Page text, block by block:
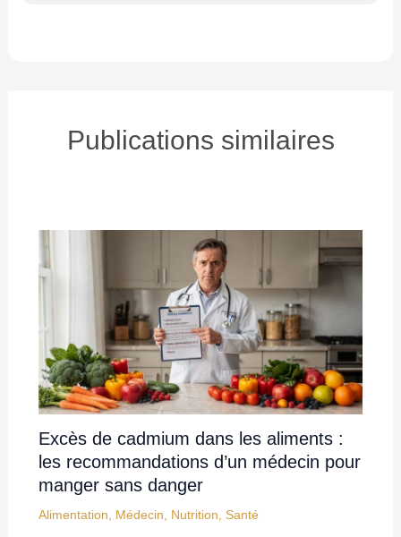
Publications similaires
Excès de cadmium dans les aliments :
les recommandations d’un médecin pour
manger sans danger
Alimentation Médecin Nutrition Santé